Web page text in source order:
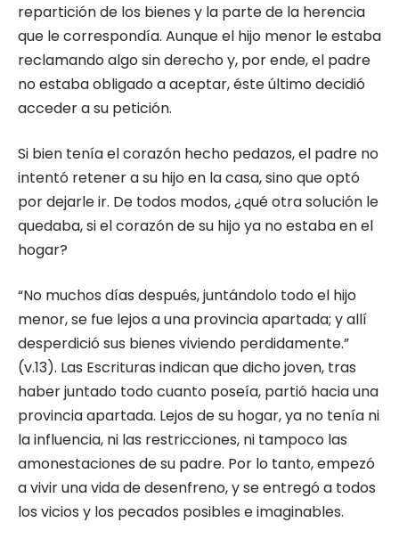
repartición de los bienes y la parte de la herencia
que le correspondía. Aunque el hijo menor le estaba
reclamando algo sin derecho y, por ende, el padre
no estaba obligado a aceptar, éste último decidió
acceder a su petición.
Si bien tenía el corazón hecho pedazos, el padre no
intentó retener a su hijo en la casa, sino que optó
por dejarle ir. De todos modos, ¿qué otra solución le
quedaba, si el corazón de su hijo ya no estaba en el
hogar?
“No muchos días después, juntándolo todo el hijo
menor, se fue lejos a una provincia apartada; y allí
desperdició sus bienes viviendo perdidamente.”
(v.13). Las Escrituras indican que dicho joven, tras
haber juntado todo cuanto poseía, partió hacia una
provincia apartada. Lejos de su hogar, ya no tenía ni
la influencia, ni las restricciones, ni tampoco las
amonestaciones de su padre. Por lo tanto, empezó
a vivir una vida de desenfreno, y se entregó a todos
los vicios y los pecados posibles e imaginables.